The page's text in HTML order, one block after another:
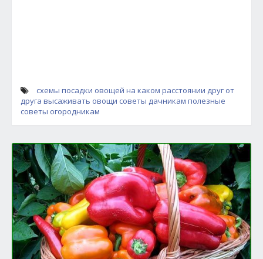
схемы посадки овощей на каком расстоянии друг от
друга высаживать овощи советы дачникам полезные
советы огородникам